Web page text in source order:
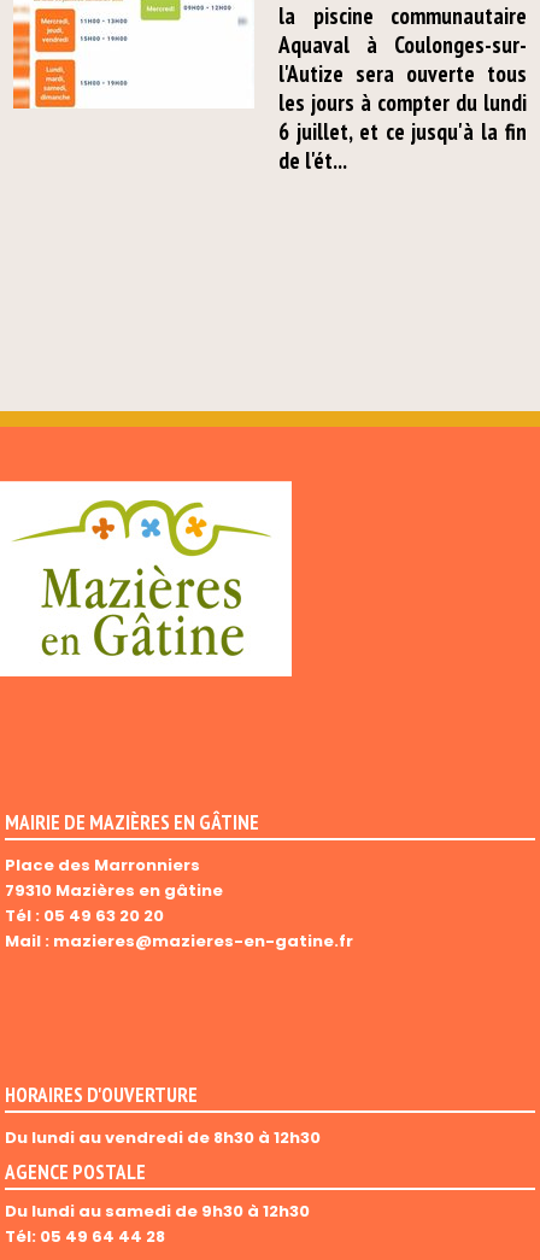
la piscine communautaire
Aquaval à Coulonges-sur-
l'Autize sera ouverte tous
les jours à compter du lundi
6 juillet, et ce jusqu'à la fin
de l'ét...
MAIRIE DE MAZIÈRES EN GÂTINE
Place des Marronniers
79310 Mazières en gâtine
Tél : 05 49 63 20 20
Mail : mazieres@mazieres-en-gatine.fr
HORAIRES D'OUVERTURE
Du lundi au vendredi de 8h30 à 12h30
AGENCE POSTALE
Du lundi au samedi de 9h30 à 12h30
Tél: 05 49 64 44 28